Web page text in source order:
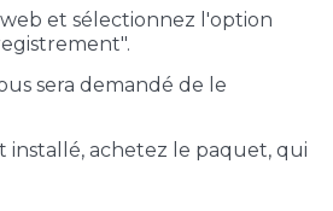
et sélectionnez l'option
sera demandé de le
installé, achetez le paquet, qui